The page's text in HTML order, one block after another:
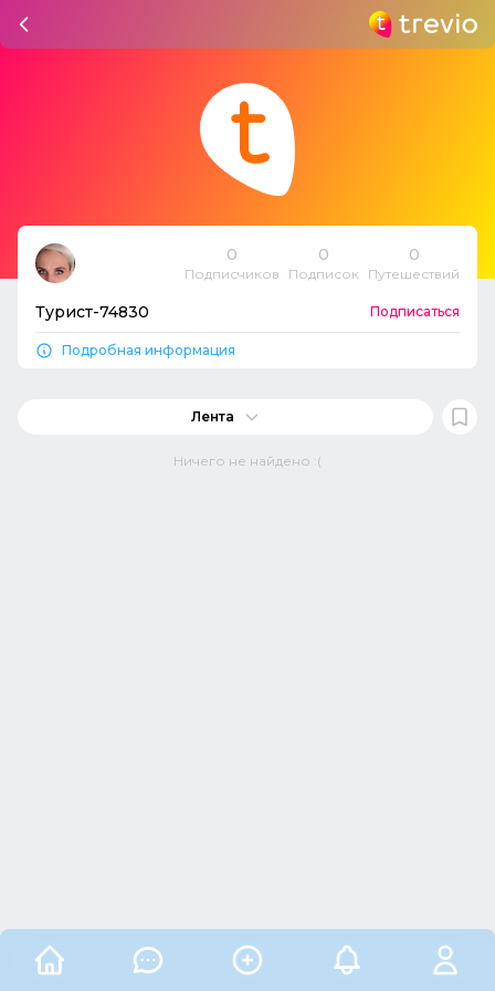
0
Подписчиков
0
Подписок
0
Путешествий
Турист-74830 Подписаться
Подробная информация
Лента
Ничего не найдено :(